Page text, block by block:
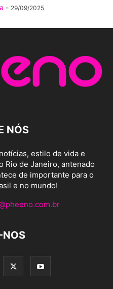
- 29/09/2025
NÓS
estilo de vida e
Rio de Janeiro, antenado
de importante para o
e no mundo!
NOS